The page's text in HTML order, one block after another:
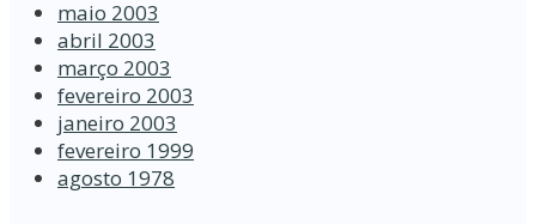
maio 2003
abril 2003
março 2003
fevereiro 2003
janeiro 2003
fevereiro 1999
agosto 1978